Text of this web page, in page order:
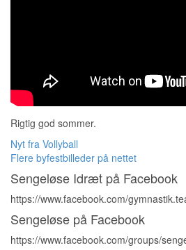
Rigtig god sommer.
Indlægsnavigation
Nyt fra Vollyball
Flere byfestbilleder på nettet
Sengeløse Idræt på Facebook
https://www.facebook.com/
Sengeløse på Facebook
https://www.facebook.com/groups/